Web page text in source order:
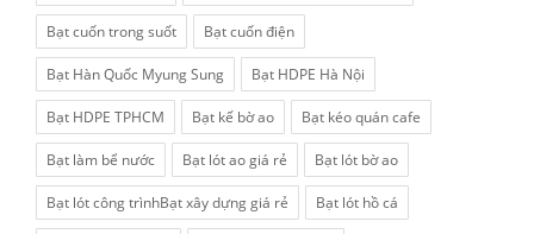
Bạt cuốn trong suốt Bạt cuốn điện
Bạt Hàn Quốc Myung Sung Bạt HDPE Hà Nội
Bạt HDPE TPHCM Bạt kế bờ ao Bạt kéo quán cafe
Bạt làm bể nước Bạt lót ao giá rẻ Bạt lót bờ ao
Bạt lót công trìnhBạt xây dựng giá rẻ Bạt lót hồ cá